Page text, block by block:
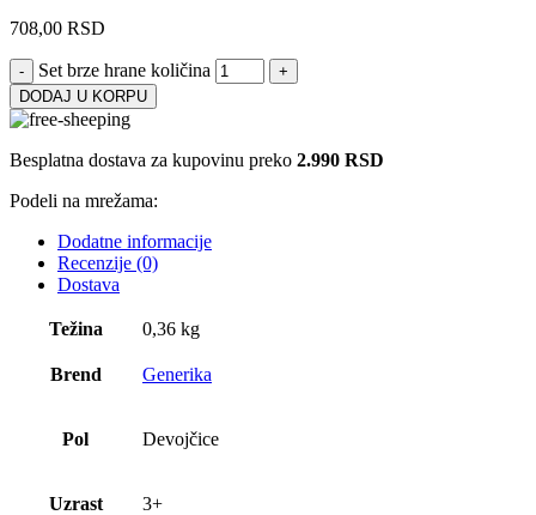
708,00 RSD
Set brze hrane količina
DODAJ U KORPU
Besplatna dostava za kupovinu preko 2.990 RSD
Podeli na mrežama:
Dodatne informacije
Recenzije (0)
Dostava
Težina 0,36 kg
Brend Generika
Pol Devojčice
Uzrast 3+